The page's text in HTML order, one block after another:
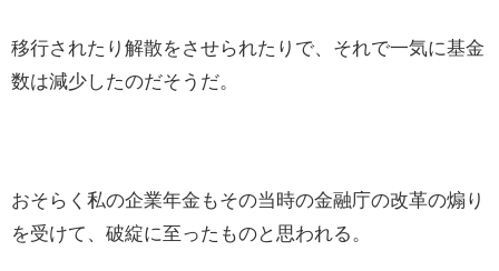
移行されたり解散をさせられたりで、それで一気に基金
数は減少したのだそうだ。
おそらく私の企業年金もその当時の金融庁の改革の煽り
を受けて、破綻に至ったものと思われる。